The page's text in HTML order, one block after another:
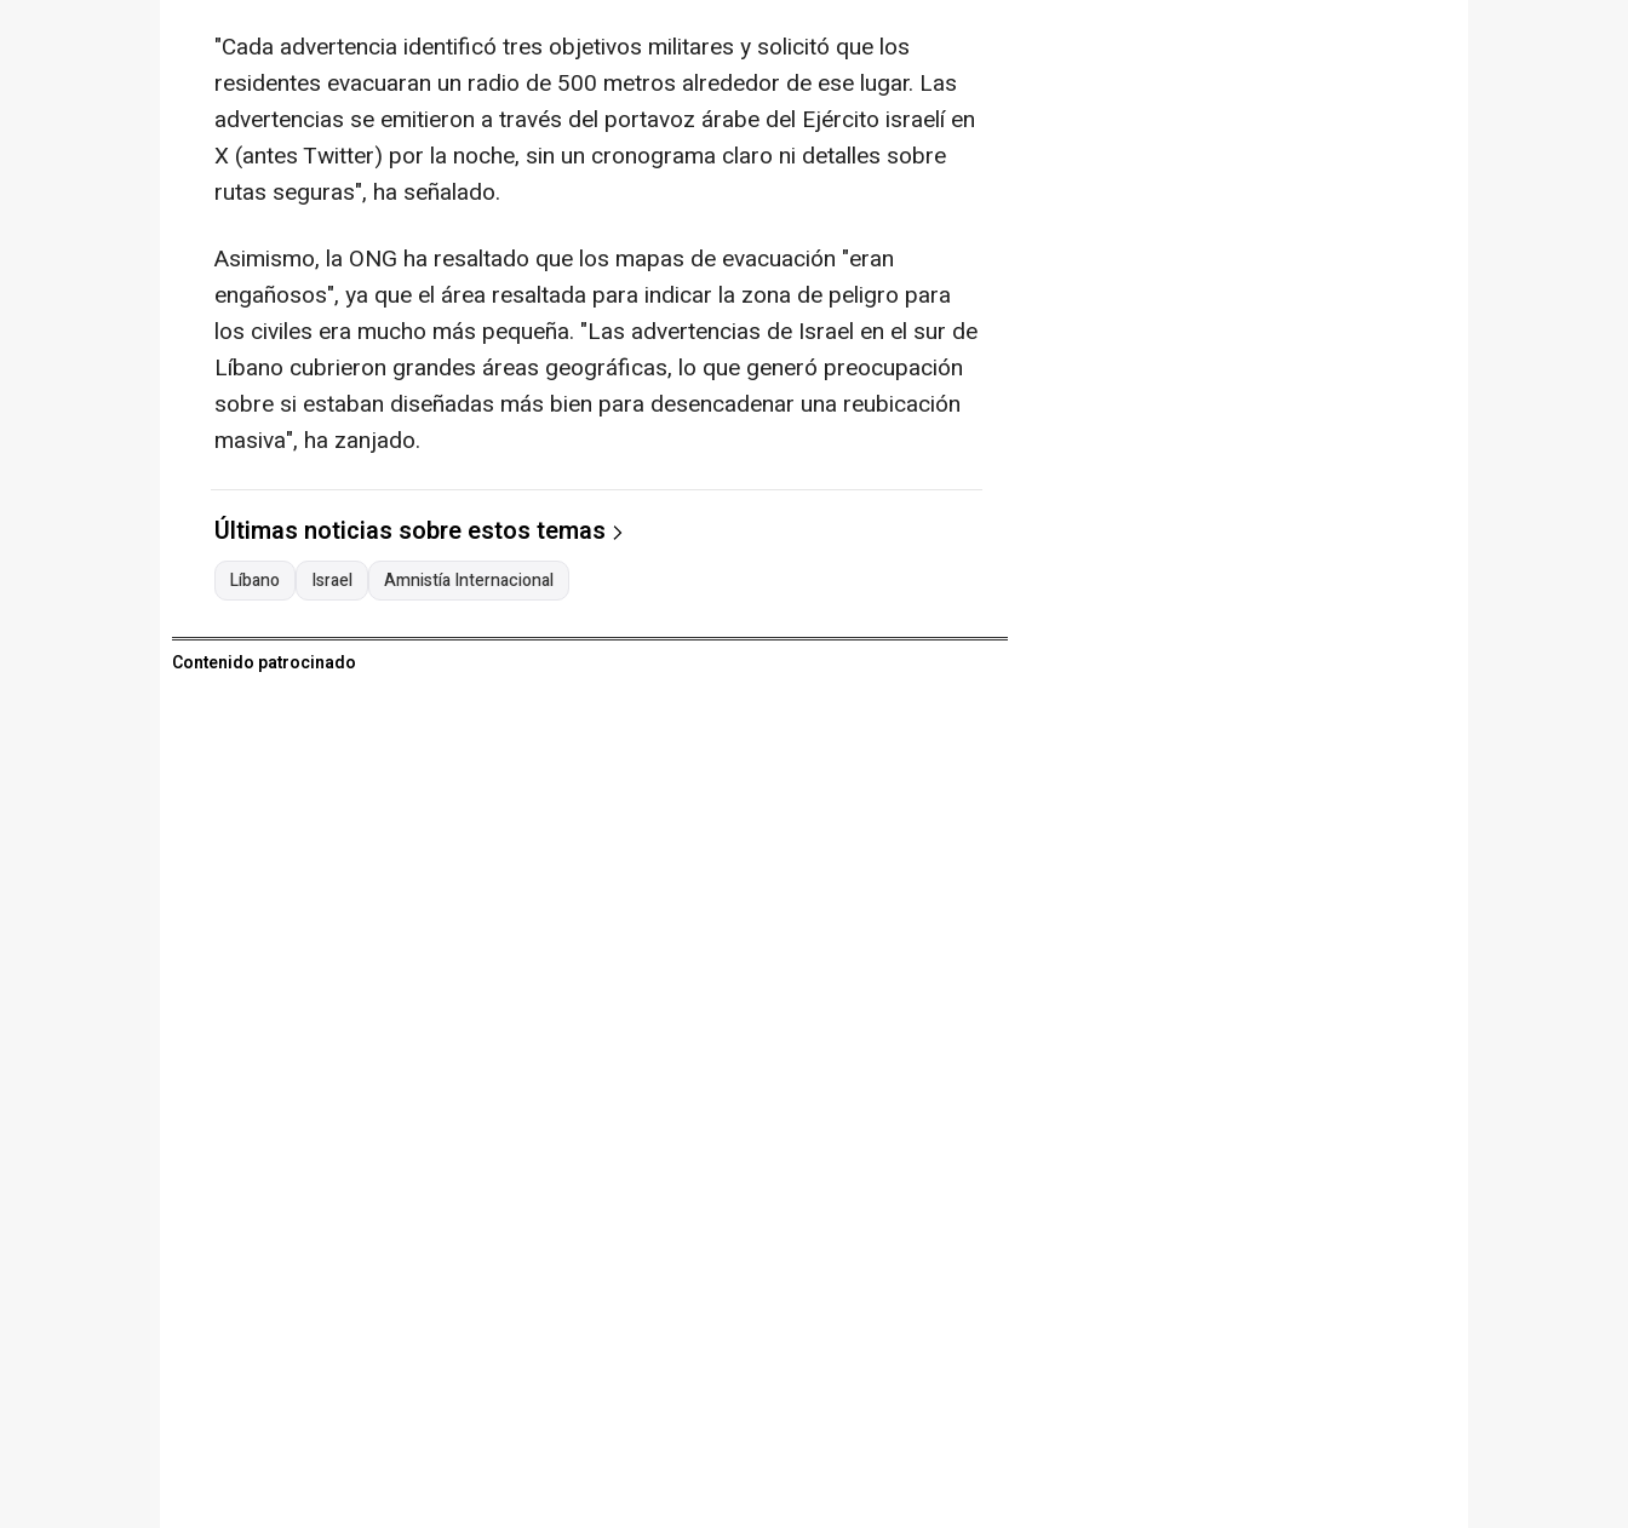
"Cada advertencia identificó tres objetivos militares y solicitó que los
residentes evacuaran un radio de 500 metros alrededor de ese lugar. Las
advertencias se emitieron a través del portavoz árabe del Ejército israelí en
X (antes Twitter) por la noche, sin un cronograma claro ni detalles sobre
rutas seguras", ha señalado.
Asimismo, la ONG ha resaltado que los mapas de evacuación "eran
engañosos", ya que el área resaltada para indicar la zona de peligro para
los civiles era mucho más pequeña. "Las advertencias de Israel en el sur de
Líbano cubrieron grandes áreas geográficas, lo que generó preocupación
sobre si estaban diseñadas más bien para desencadenar una reubicación
masiva", ha zanjado.
Últimas noticias sobre estos temas
Líbano Israel Amnistía Internacional
Contenido patrocinado